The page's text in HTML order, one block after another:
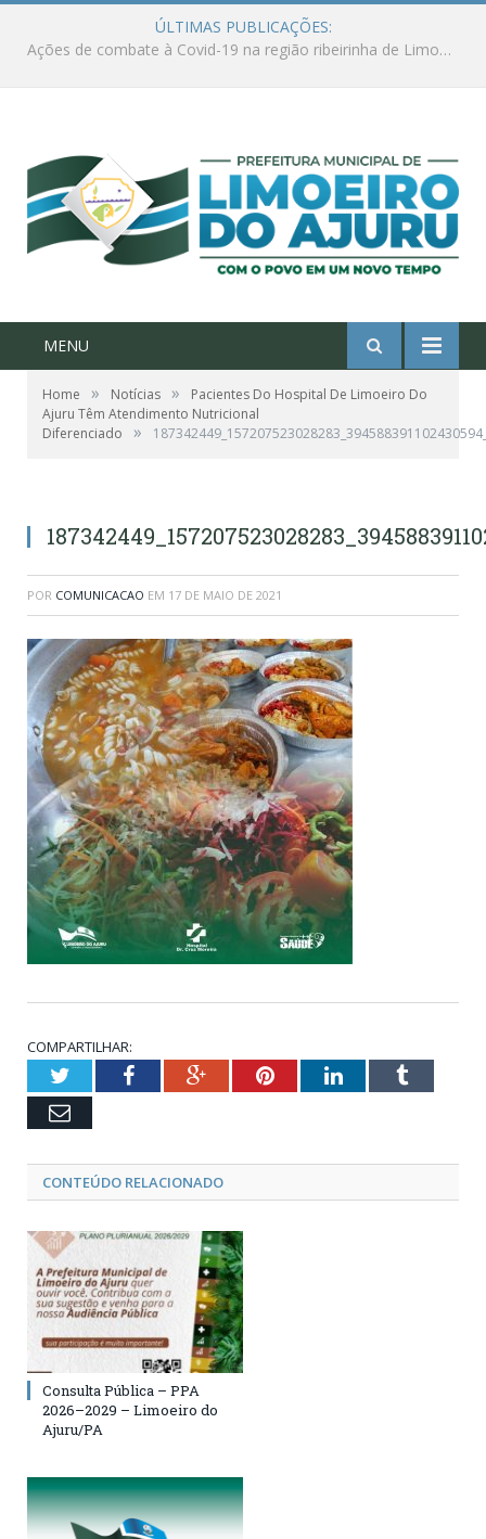
ÚLTIMAS PUBLICAÇÕES:
Ações de combate à Covid-19 na região ribeirinha de Limoeiro do Ajuru continuam
MENU
Home » Notícias »
Pacientes Do Hospital De Limoeiro Do
Ajuru Têm Atendimento Nutricional
Diferenciado
»
POR COMUNICACAO EM 17 DE MAIO DE 2021
COMPARTILHAR:
TwitterFacebookGoogle+PinterestLinkedInTumblr
Email
CONTEÚDO RELACIONADO
Consulta Pública – PPA
2026–2029 – Limoeiro do
Ajuru/PA